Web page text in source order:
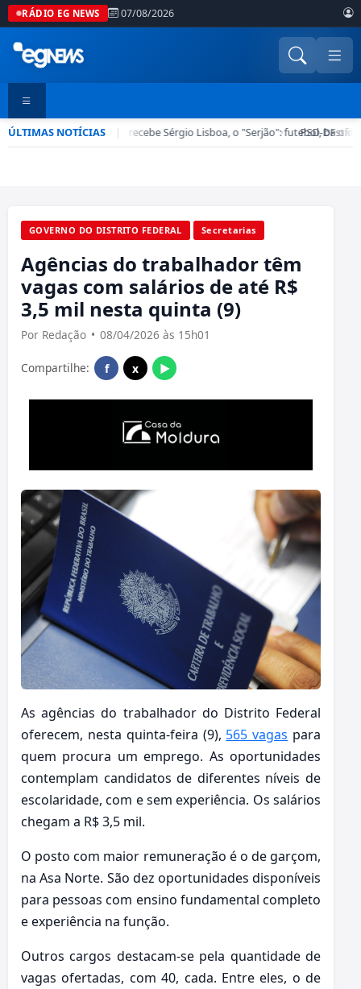
RÁDIO EG NEWS 07/08/2026
ÚLTIMAS NOTÍCIAS |
Esporte em Ação recebe Sérgio Lisboa, o "Serjão": futebol,
• PSD-DF
GOVERNO DO DISTRITO FEDERAL Secretarias
Agências do trabalhador têm
vagas com salários de até R$
3,5 mil nesta quinta (9)
Por Redação • 08/04/2026 às 15h01
Compartilhe: f x ▶
As agências do trabalhador do Distrito Federal
oferecem, nesta quinta-feira (9), 565 vagas para
quem procura um emprego. As oportunidades
contemplam candidatos de diferentes níveis de
escolaridade, com e sem experiência. Os salários
chegam a R$ 3,5 mil.
O posto com maior remuneração é o de garçom,
na Asa Norte. São dez oportunidades disponíveis
para pessoas com ensino fundamental completo
e experiência na função.
Outros cargos destacam-se pela quantidade de
vagas ofertadas, com 40, cada. Entre eles, o de